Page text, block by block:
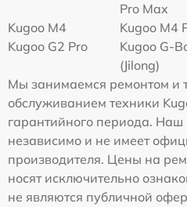
Pro Max
Kugoo M4
Kugoo M4
Kugoo G2 Pro
Kugoo G-
(Jilong)
Мы занимаемся ремонтом и
обслуживанием техники
гарантийного периода. Наш
независимо и не имеет
производителя. Цены на
носят исключительно
не являются публичной